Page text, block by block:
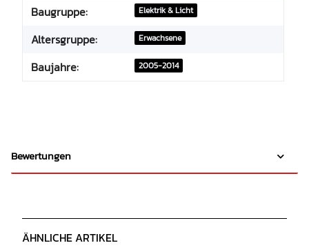
Baugruppe: Elektrik & Licht
Altersgruppe: Erwachsene
Baujahre: 2005-2014
Bewertungen
ÄHNLICHE ARTIKEL